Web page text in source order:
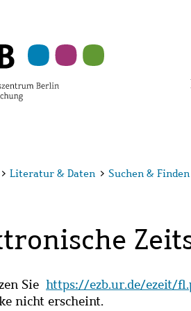
> Literatur & Daten > Suchen & Finden
Sie https://ezb.ur.de/ezeit/
nicht erscheint.